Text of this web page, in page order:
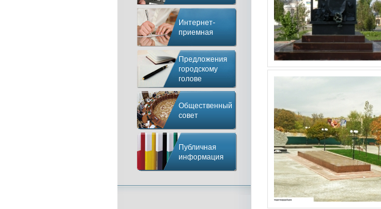
Интернет-
приемная
Предложения
городскому
голове
Общественный
совет
Публичная
информация